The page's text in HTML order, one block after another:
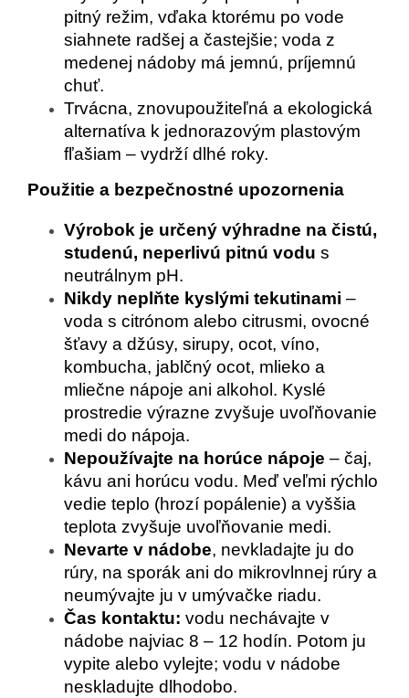
pitný režim, vďaka ktorému po vode
siahnete radšej a častejšie; voda z
medenej nádoby má jemnú, príjemnú
chuť.
Trvácna, znovupoužiteľná a ekologická
alternatíva k jednorazovým plastovým
fľašiam – vydrží dlhé roky.
Použitie a bezpečnostné upozornenia
Výrobok je určený výhradne na čistú,
studenú, neperlivú pitnú vodu s
neutrálnym pH.
Nikdy neplňte kyslými tekutinami –
voda s citrónom alebo citrusmi, ovocné
šťavy a džúsy, sirupy, ocot, víno,
kombucha, jablčný ocot, mlieko a
mliečne nápoje ani alkohol. Kyslé
prostredie výrazne zvyšuje uvoľňovanie
medi do nápoja.
Nepoužívajte na horúce nápoje – čaj,
kávu ani horúcu vodu. Meď veľmi rýchlo
vedie teplo (hrozí popálenie) a vyššia
teplota zvyšuje uvoľňovanie medi.
Nevarte v nádobe, nevkladajte ju do
rúry, na sporák ani do mikrovlnnej rúry a
neumývajte ju v umývačke riadu.
Čas kontaktu: vodu nechávajte v
nádobe najviac 8 – 12 hodín. Potom ju
vypite alebo vylejte; vodu v nádobe
neskladujte dlhodobo.